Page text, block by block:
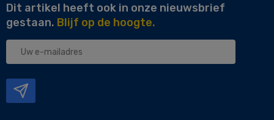
Dit artikel heeft ook in onze nieuwsbrief
gestaan. Blijf op de hoogte.
Uw